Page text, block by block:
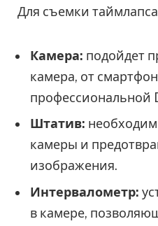
Для съемки
Камера: подойдет
камера, от
профессиональной
Штатив:
камеры и
изображения.
Интервалометр:
в камере,